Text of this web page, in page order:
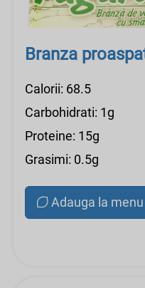
Branza
Calorii: 68.5
Carbohidrati: 1g
Proteine: 15g
Grasimi: 0.5g
Adauga la menu